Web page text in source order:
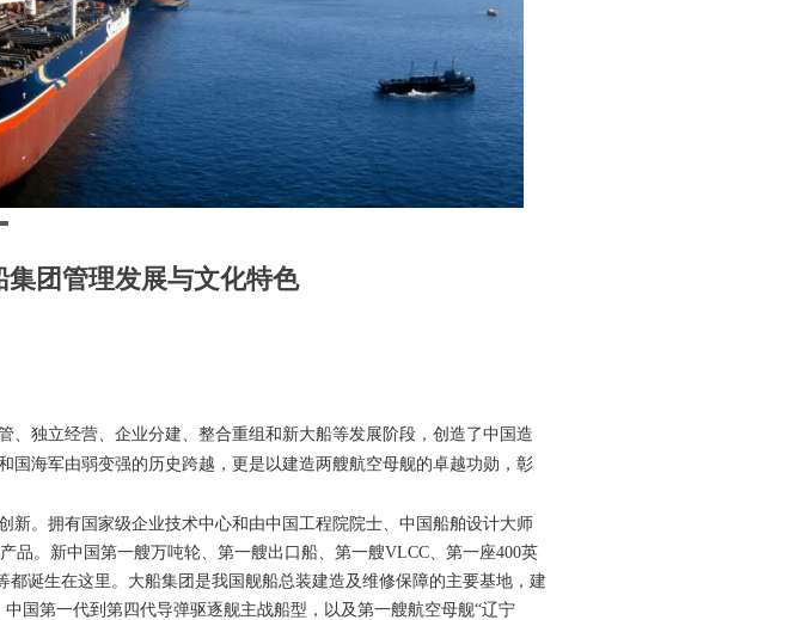
团管理发展与文化特色
、独立经营、企业分建、整合重组和新大船等发展阶段，创造了中国造
国海军由弱变强的历史跨越，更是以建造两艘航空母舰的卓越功勋，彰
。拥有国家级企业技术中心和由中国工程院院士、中国船舶设计大师
品。新中国第一艘万吨轮、第一艘出口船、第一艘VLCC、第一座400英
诞生在这里。大船集团是我国舰船总装建造及维修保障的主要基地，建
国第一代到第四代导弹驱逐舰主战船型，以及第一艘航空母舰“辽宁